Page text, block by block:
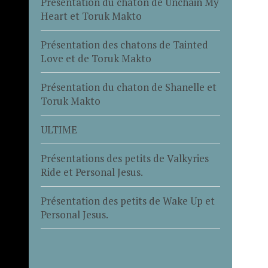
Heart et Toruk Makto
Présentation des chatons de Tainted
Love et de Toruk Makto
Présentation du chaton de Shanelle et
Toruk Makto
ULTIME
Présentations des petits de Valkyries
Ride et Personal Jesus.
Présentation des petits de Wake Up et
Personal Jesus.